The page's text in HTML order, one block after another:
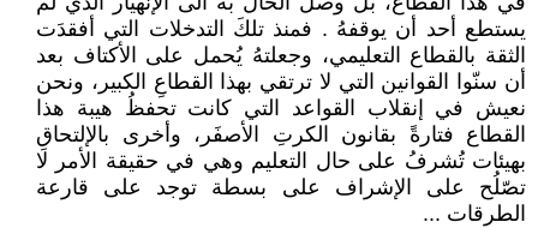
يستطع أحد أن يوقفهُ . فمنذ تلكَ التدخلات التي أفقدَت
الثقة بالقطاع التعليمي، وجعلتهُ يُحمل على الأكتاف بعد
أن سنّوا القوانين التي لا ترتقي بهذا القطاعِ الكبير، ونحن
نعيش في إنقلاب القواعد التي كانت تحفظُ هيبة هذا
القطاع فتارةً بقانون الكرتِ الأصفَر، وأخرى بالإلتحاقِ
بهيئات تُشرفُ على حال التعليم وهي في حقيقة الأمر لا
تصّلُح على الإشراف على بسطة توجد على قارعة
الطرقات ...